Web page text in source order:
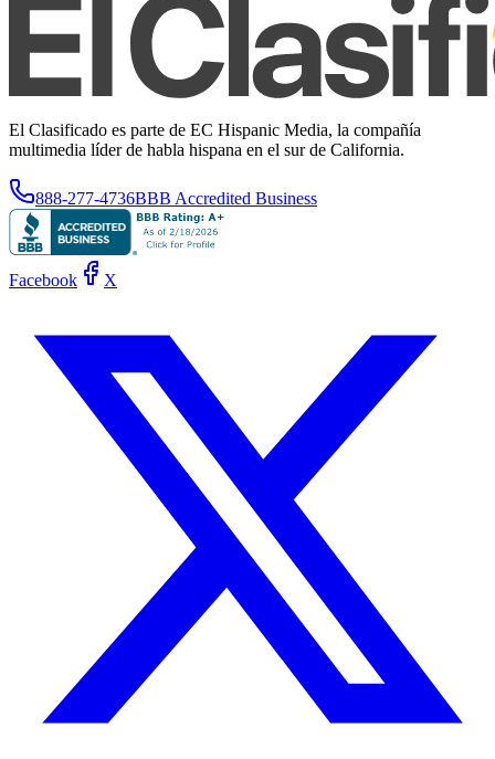
El Clasificado es parte de EC Hispanic Media, la compañía
multimedia líder de habla hispana en el sur de California.
888-277-4736BBB Accredited Business
Facebook X